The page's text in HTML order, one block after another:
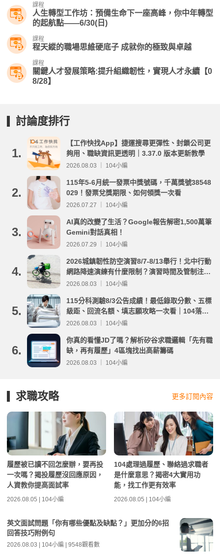
課程
人生轉型工作坊：預備生命下一座高峰，你中年轉型
的起航點——6/30(日)
課程
程天縱的職場思維硬底子 成就你的極致與卓越
課程
關鍵人才發展策略:提升組織韌性，實現人才永續【0
8/28】
討論度排行
1.
【工作快找App】捷運搜尋更彈性、封鎖公司更
夠用、職缺資訊更透明｜3.37.0 版本更新教學
2026.08.03 ｜ 104小編
2.
115年5-6月統一發票中獎號碼，千萬獎號38548
029！發票兌獎期限、如何領獎一次看
2026.07.27 ｜ 104小編
3.
AI真的改變了生活？Google報告解密1,500萬筆
Gemini對話真相！
2026.07.29 ｜ 104小編
4.
2026城鎮韌性防空演習8/7-8/13舉行！北中行動
網路降速演練有什麼限制？演習時間及管制注意
事項整理
2026.08.03 ｜ 104小編
5.
115分科測驗8/3公告成績！最低錄取分數、五標
級距、回流名額、填志願攻略一次看｜104落點
分析
2026.08.03 ｜ 104小編
6.
你真的看懂JD了嗎？解析矽谷求職邏輯「先有職
缺，再有履歷」4區塊找出高薪籌碼
2026.08.03 ｜ 104小編
求職攻略 更多訂閱內容
履歷被已讀不回怎麼辦，要再投
一次嗎？揭投履歷沒回應原因，
人資教你提高面試率
2026.08.05 | 104小編
104處理過履歷、聯絡過求職者
是什麼意思？揭密4大實用功
能，找工作更有效率
2026.08.05 | 104小編
英文面試問題「你有哪些優點及缺點？」更加分的6招
回答技巧附例句
2026.08.03 | 104小編 | 9548觀看數